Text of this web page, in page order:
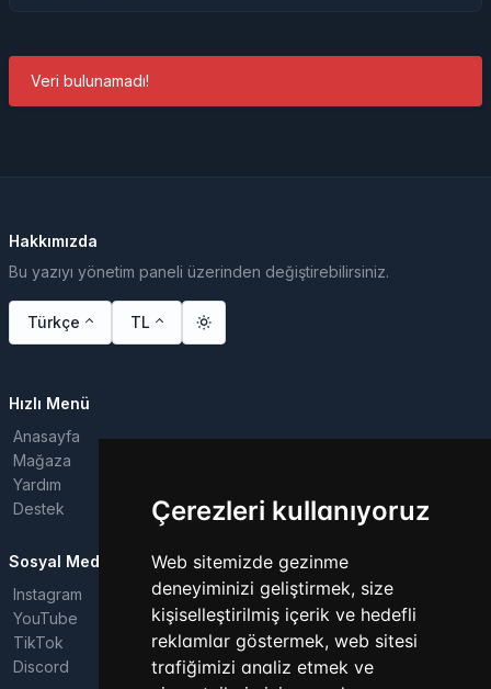
Çerezleri kullanıyoruz
Web sitemizde gezinme
deneyiminizi geliştirmek, size
kişiselleştirilmiş içerik ve hedefli
reklamlar göstermek, web sitesi
trafiğimizi analiz etmek ve
Veri bulunamadı!
Hakkımızda
Bu yazıyı yönetim paneli üzerinden değiştirebilirsiniz.
Türkçe TL
Hızlı Menü
Anasayfa
Mağaza
Yardım
Destek
Sosyal Medya
Instagram
YouTube
TikTok
Discord